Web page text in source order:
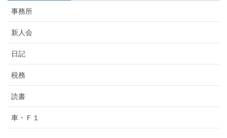
事務所
新人会
日記
税務
読書
車・Ｆ１